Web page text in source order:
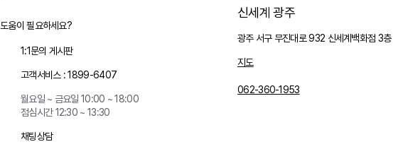
도움이 필요하세요?
1:1문의 게시판
고객서비스 :1899-6407
월요일 ~ 금요일 10:00 ~ 18:00
점심시간 12:30 ~ 13:30
채팅상담
신세계 광주
광주 서구 무진대로 932 신세계백화점 3층
지도
062-360-1953